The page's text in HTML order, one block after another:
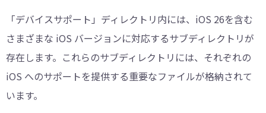
「デバイスサポート」ディレクトリ内には、iOS 26を含む
さまざまな iOS バージョンに対応するサブディレクトリが
存在します。これらのサブディレクトリには、それぞれの
iOS へのサポートを提供する重要なファイルが格納されて
います。